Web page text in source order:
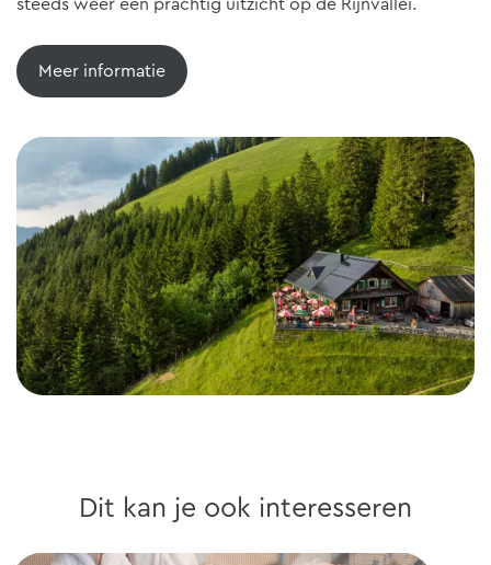
steeds weer een prachtig uitzicht op de Rijnvallei.
Meer informatie
Dit kan je ook interesseren